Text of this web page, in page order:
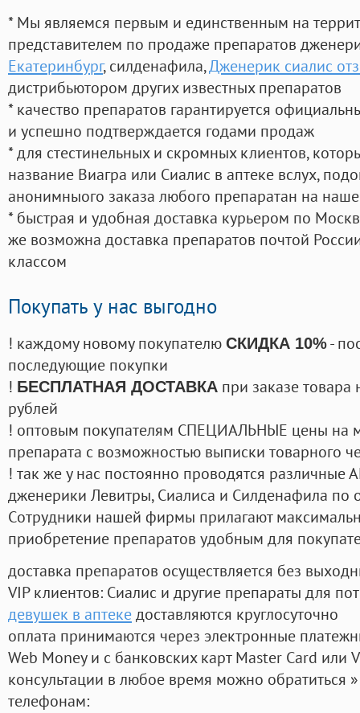
* Мы являемся первым и единственным на
представителем по продаже препаратов
Екатеринбург, силденафила,Дженерик сиалис
дистрибьютором других известных препаратов
* качество препаратов гарантируется
и успешно подтверждается годами продаж
* для стестинельных и скромных клиентов,
название Виагра или Сиалис в аптеке вслух,
анонимныого заказа любого препаратан на
* быстрая и удобная доставка курьером по
же возможна доставка препаратов почтой
классом
Покупать у нас выгодно
! каждому новому покупателю СКИДКА 10%-
последующие покупки
! БЕСПЛАТНАЯ ДОСТАВКА при заказе
рублей
! оптовым покупателям СПЕЦИАЛЬНЫЕ цены на
препарата с возможностью выписки товарного
! так же у нас постоянно проводятся
дженерики Левитры, Сиалиса и Силденафила по
Cотрудники нашей фирмы прилагают
приобретение препаратов удобным для
доставка препаратов осуществляется без
VIP клиентов: Сиалис и другие препараты для
девушек в аптекедоставляются круглосуточно
оплата принимаются через электронные
Web Money и с банковских карт Master Card или
консультации в любое время можно обратиться
телефонам: